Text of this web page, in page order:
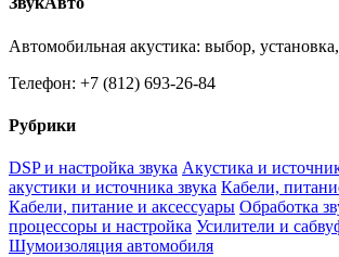
Автомобильная акустика: выбор,
Телефон: +7 (812) 693-26-84
Рубрики
DSP и настройка звука Акустика и
акустики и источника звука Кабели,
Кабели, питание и аксессуары Обработка
процессоры и настройка Усилители и
Шумоизоляция автомобиля